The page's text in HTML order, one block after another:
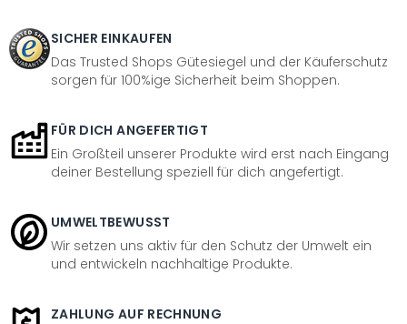
SICHER EINKAUFEN
Das Trusted Shops Gütesiegel und der Käuferschutz
sorgen für 100%ige Sicherheit beim Shoppen.
FÜR DICH ANGEFERTIGT
Ein Großteil unserer Produkte wird erst nach Eingang
deiner Bestellung speziell für dich angefertigt.
UMWELTBEWUSST
Wir setzen uns aktiv für den Schutz der Umwelt ein
und entwickeln nachhaltige Produkte.
ZAHLUNG AUF RECHNUNG